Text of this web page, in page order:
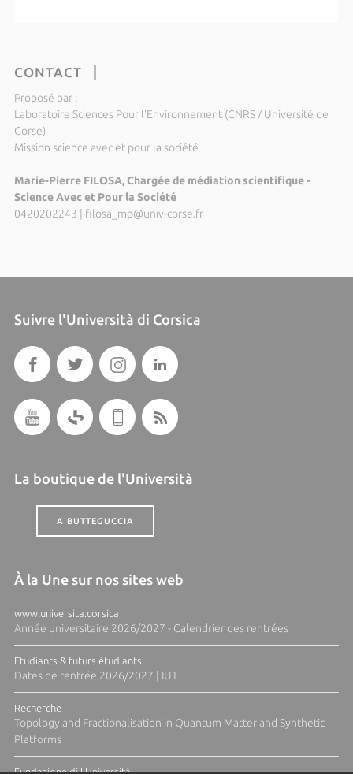
CONTACT
Proposé par :
Laboratoire Sciences Pour l'Environnement (CNRS / Université de
Corse)
Mission science avec et pour la société
Marie-Pierre FILOSA, Chargée de médiation scientifique -
Science Avec et Pour la Société
0420202243
filosa_mp@univ-corse.fr
Suivre l'Università di Corsica
La boutique de l'Università
A BUTTEGUCCIA
À la Une sur nos sites web
www.universita.corsica
Année universitaire 2026/2027 - Calendrier des rentrées
Etudiants & futurs étudiants
Dates de rentrée 2026/2027 | IUT
Recherche
Topology and Fractionalisation in Quantum Matter and Synthetic
Platforms
Fundazione di l'Università